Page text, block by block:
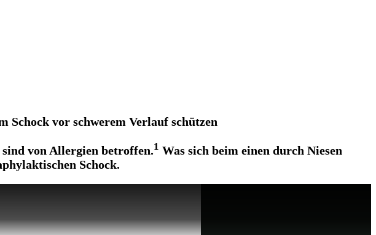
vor schwerem Verlauf schützen
von Allergien betroffen.1 Was sich beim einen durch Niesen
Schock.